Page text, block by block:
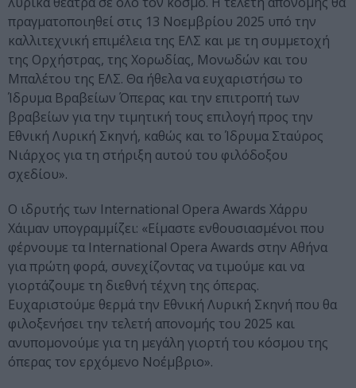
πραγματοποιηθεί στις 13 Νοεμβρίου 2025 υπό την
καλλιτεχνική επιμέλεια της ΕΛΣ και με τη συμμετοχή
της Ορχήστρας, της Χορωδίας, Μονωδών και του
Μπαλέτου της ΕΛΣ. Θα ήθελα να ευχαριστήσω το
Ίδρυμα Βραβείων Όπερας και την επιτροπή των
βραβείων για την τιμητική τους επιλογή προς την
Εθνική Λυρική Σκηνή, καθώς και το Ίδρυμα Σταύρος
Νιάρχος για τη στήριξη αυτού του φιλόδοξου
σχεδίου».
Ο ιδρυτής των International Opera Awards Χάρρυ
Χάιμαν υπογραμμίζει: «Είμαστε ενθουσιασμένοι που
φέρνουμε τα International Opera Awards στην Αθήνα
για πρώτη φορά, συνεχίζοντας να τιμούμε και να
γιορτάζουμε τη διεθνή τέχνη της όπερας.
Ευχαριστούμε θερμά την Εθνική Λυρική Σκηνή που θα
φιλοξενήσει την τελετή απονομής του 2025 και
ανυπομονούμε για τη μεγάλη γιορτή του κόσμου της
όπερας τον ερχόμενο Νοέμβριο».